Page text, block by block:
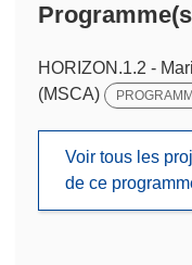
HORIZON.1.2 -
(MSCA)
Voir tous les
de ce